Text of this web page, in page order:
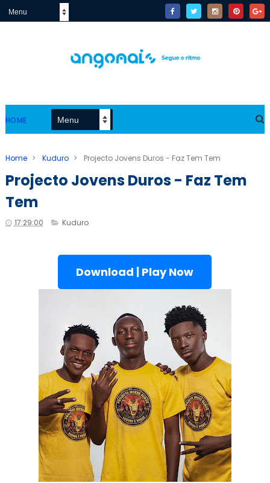
HOME
Home > Kuduro > Projecto Jovens Duros - Faz Tem Tem
Projecto Jovens Duros - Faz Tem
Tem
17:29:00 Kuduro
Download | Play Now